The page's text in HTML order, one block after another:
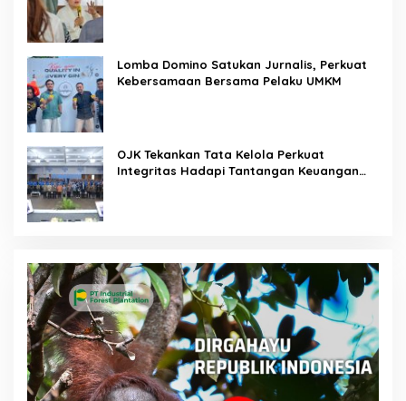
Lomba Domino Satukan Jurnalis, Perkuat
Kebersamaan Bersama Pelaku UMKM
OJK Tekankan Tata Kelola Perkuat
Integritas Hadapi Tantangan Keuangan